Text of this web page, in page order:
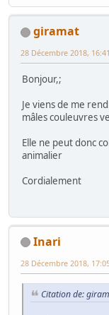
giramat
28 Décembre 2018,
Bonjour,;
Je viens de me
mâles couleuvres
Elle ne peut donc
animalier
Cordialement
Inari
28 Décembre 2018,
Citation de: